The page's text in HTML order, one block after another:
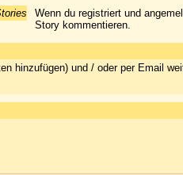
Wenn du registriert und
Story kommentieren.
hinzufügen) und / oder per Email